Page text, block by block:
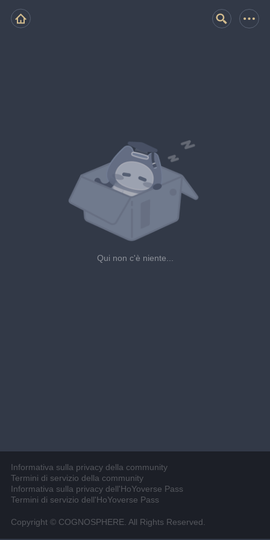
Qui non c'è niente...
Informativa sulla privacy della community
Termini di servizio della community
Informativa sulla privacy dell'HoYoverse Pass
Termini di servizio dell'HoYoverse Pass
Copyright © COGNOSPHERE. All Rights Reserved.